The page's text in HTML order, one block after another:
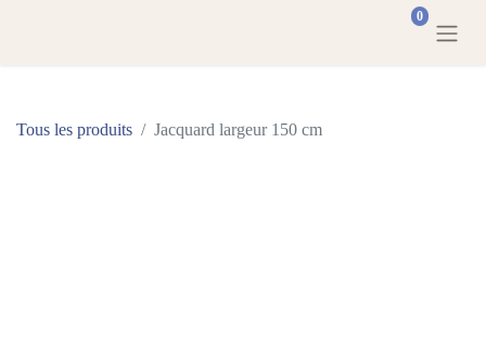
0
Tous les produits Jacquard largeur 150 cm